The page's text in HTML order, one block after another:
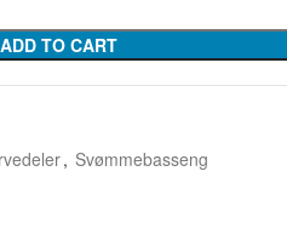
ADD TO CART
, Svømmebasseng